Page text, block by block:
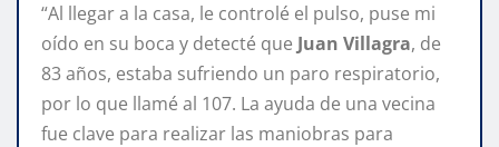
“Al llegar a la casa, le controlé el pulso, puse mi
oído en su boca y detecté que Juan Villagra, de
83 años, estaba sufriendo un paro respiratorio,
por lo que llamé al 107. La ayuda de una vecina
fue clave para realizar las maniobras para